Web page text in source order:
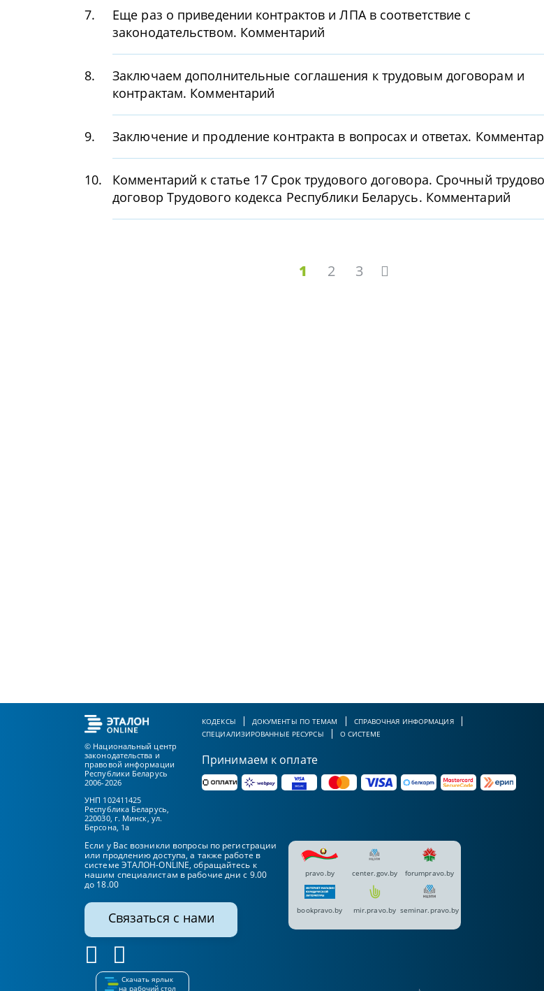
7.
Еще раз о приведении контрактов и ЛПА в соответствие с
законодательством. Комментарий
8.
Заключаем дополнительные соглашения к трудовым договорам и
контрактам. Комментарий
9. Заключение и продление контракта в вопросах и ответах.
10.
Комментарий к статье 17 Срок трудового договора. Срочный
договор Трудового кодекса Республики Беларусь. Комментарий
1 2 3
Базовая
20,03
© Национальный центр
законодательства и
правовой информации
Республики Беларусь
2006-2026
УНП 102411425
Республика Беларусь,
220030, г. Минск, ул.
Берсона, 1а
КОДЕКСЫ ДОКУМЕНТЫ ПО ТЕМАМ
СПРАВОЧНАЯ ИНФОРМАЦИЯ
СПЕЦИАЛИЗИРОВАННЫЕ РЕСУРСЫ
О СИСТЕМЕ
Принимаем к оплате
Если у Вас возникли вопросы по регистрации
или продлению доступа, а также работе в
системе ЭТАЛОН-ONLINE, обращайтесь к
нашим специалистам в рабочие дни с 9.00
до 18.00
Связаться с нами
Скачать ярлык
на рабочий стол
pravo.by center.gov.by forumpravo.by
bookpravo.by mir.pravo.by seminar.pravo.by